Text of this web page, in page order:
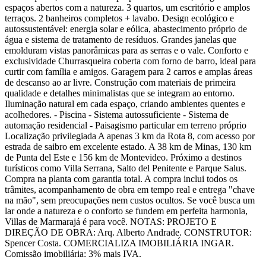
espaços abertos com a natureza. 3 quartos, um escritório e amplos
terraços. 2 banheiros completos + lavabo. Design ecológico e
autossustentável: energia solar e eólica, abastecimento próprio de
água e sistema de tratamento de resíduos. Grandes janelas que
emolduram vistas panorâmicas para as serras e o vale. Conforto e
exclusividade Churrasqueira coberta com forno de barro, ideal para
curtir com família e amigos. Garagem para 2 carros e amplas áreas
de descanso ao ar livre. Construção com materiais de primeira
qualidade e detalhes minimalistas que se integram ao entorno.
Iluminação natural em cada espaço, criando ambientes quentes e
acolhedores. - Piscina - Sistema autossuficiente - Sistema de
automação residencial - Paisagismo particular em terreno próprio
Localização privilegiada A apenas 3 km da Rota 8, com acesso por
estrada de saibro em excelente estado. A 38 km de Minas, 130 km
de Punta del Este e 156 km de Montevideo. Próximo a destinos
turísticos como Villa Serrana, Salto del Penitente e Parque Salus.
Compra na planta com garantia total. A compra inclui todos os
trâmites, acompanhamento de obra em tempo real e entrega "chave
na mão", sem preocupações nem custos ocultos. Se você busca um
lar onde a natureza e o conforto se fundem em perfeita harmonia,
Villas de Marmarajá é para você. NOTAS: PROJETO E
DIREÇÃO DE OBRA: Arq. Alberto Andrade. CONSTRUTOR:
Spencer Costa. COMERCIALIZA IMOBILIÁRIA INGAR.
Comissão imobiliária: 3% mais IVA.